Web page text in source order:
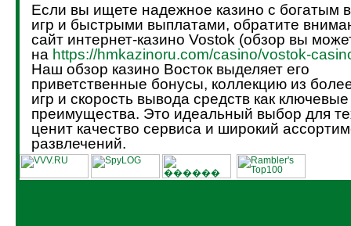
Если вы ищете надежное казино с богатым
игр и быстрыми выплатами, обратите
сайт интернет-казино Vostok (обзор вы
на https://hmkazinoru.com/casino/vostok-
Наш обзор казино Восток выделяет его
приветственные бонусы, коллекцию из
игр и скорость вывода средств как ключевые
преимущества. Это идеальный выбор для
ценит качество сервиса и широкий
развлечений.